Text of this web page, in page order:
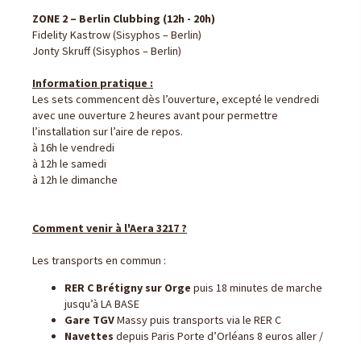
ZONE 2 – Berlin Clubbing (12h - 20h)
Fidelity Kastrow (Sisyphos – Berlin)
Jonty Skruff (Sisyphos – Berlin)
Information pratique :
Les sets commencent dès l’ouverture, excepté le vendredi
avec une ouverture 2 heures avant pour permettre
l’installation sur l’aire de repos.
à 16h le vendredi
à 12h le samedi
à 12h le dimanche
Comment venir à l'Aera 3217 ?
Les transports en commun :
RER C Brétigny sur Orge puis 18 minutes de marche
jusqu’à LA BASE
Gare TGVMassy puis transports via le RER C
Navettes depuis Paris Porte d’Orléans 8 euros aller /